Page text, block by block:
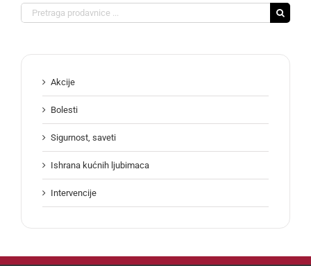
Search
for:
Akcije
Bolesti
Sigurnost, saveti
Ishrana kućnih ljubimaca
Intervencije